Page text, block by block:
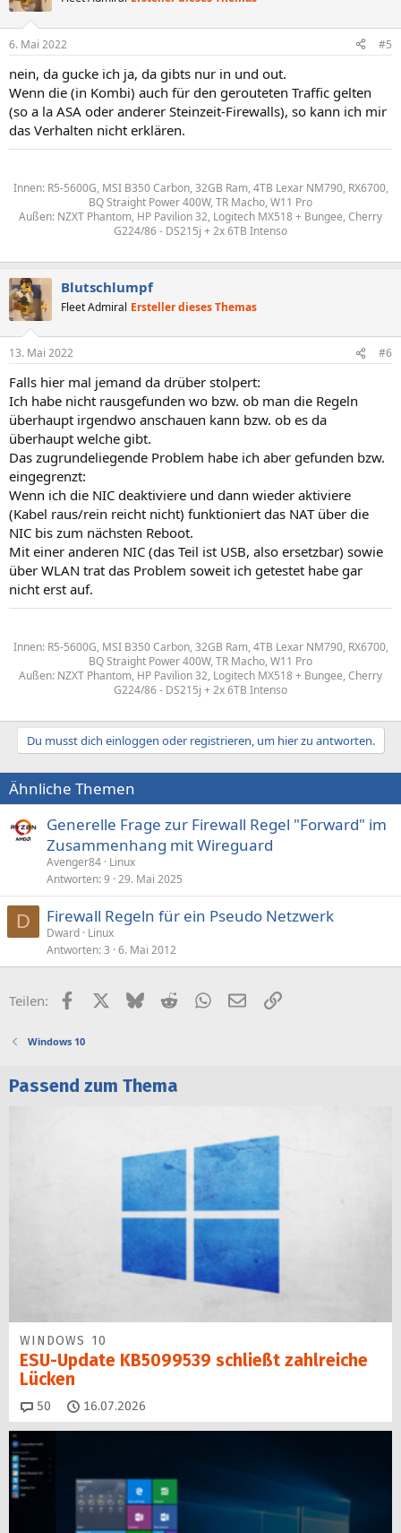
6. Mai 2022 #5
nein, da gucke ich ja, da gibts nur in und out.
Wenn die (in Kombi) auch für den gerouteten Traffic gelten
(so a la ASA oder anderer Steinzeit-Firewalls), so kann ich mir
das Verhalten nicht erklären.
Innen: R5-5600G, MSI B350 Carbon, 32GB Ram, 4TB Lexar NM790, RX6700,
BQ Straight Power 400W, TR Macho, W11 Pro
Außen: NZXT Phantom, HP Pavilion 32, Logitech MX518 + Bungee, Cherry
G224/86 - DS215j + 2x 6TB Intenso
Blutschlumpf
Fleet Admiral Ersteller dieses Themas
13. Mai 2022 #6
Falls hier mal jemand da drüber stolpert:
Ich habe nicht rausgefunden wo bzw. ob man die Regeln
überhaupt irgendwo anschauen kann bzw. ob es da
überhaupt welche gibt.
Das zugrundeliegende Problem habe ich aber gefunden bzw.
eingegrenzt:
Wenn ich die NIC deaktiviere und dann wieder aktiviere
(Kabel raus/rein reicht nicht) funktioniert das NAT über die
NIC bis zum nächsten Reboot.
Mit einer anderen NIC (das Teil ist USB, also ersetzbar) sowie
über WLAN trat das Problem soweit ich getestet habe gar
nicht erst auf.
Innen: R5-5600G, MSI B350 Carbon, 32GB Ram, 4TB Lexar NM790, RX6700,
BQ Straight Power 400W, TR Macho, W11 Pro
Außen: NZXT Phantom, HP Pavilion 32, Logitech MX518 + Bungee, Cherry
G224/86 - DS215j + 2x 6TB Intenso
Du musst dich einloggen oder registrieren, um hier zu antworten.
Ähnliche Themen
Generelle Frage zur Firewall Regel "Forward" im
Zusammenhang mit Wireguard
Avenger84 Linux
Antworten 9 29. Mai 2025
D Firewall Regeln für ein Pseudo Netzwerk
Dward Linux
Antworten 3 6. Mai 2012
Teilen: FacebookX (Twitter)
BlueskyRedditWhatsApp
E-MailLink
Windows 10
Passend zum Thema
WINDOWS 10
ESU-Update KB5099539 schließt zahlreiche
Lücken
50 Kommentare
16.07.2026